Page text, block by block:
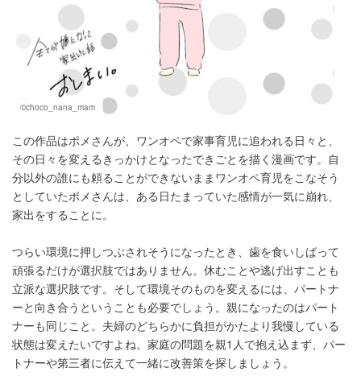
©choco_nana_mam
この作品はポメさんが、ワンオペで家事育児に追われる日々と、
その日々を変えるきっかけとなったできごとを描く漫画です。自
分以外の誰にも頼ることができないままワンオペ育児をこなそう
としていたポメさんは、ある日たまっていた感情が一気に崩れ、
家出をすることに。
つらい環境に押しつぶされそうになったとき、歯を食いしばって
頑張るだけが選択肢ではありません。休むことや逃げ出すことも
立派な選択肢です。そして環境そのものを変えるには、パートナ
ーと向き合うということも必要でしょう。親になったのはパート
ナーも同じこと。夫婦のどちらかに負担がかたより我慢している
状態は変えたいですよね。家庭の問題を親1人で抱え込まず、パー
トナーや第三者に伝えて一緒に改善策を探しましょう。